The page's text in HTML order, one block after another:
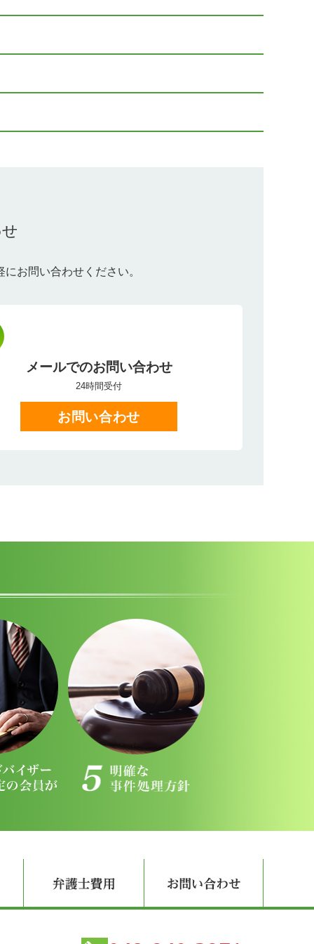
にお問い合わせください。
メールでのお問い合わせ
24時間受付
お問い合わせ